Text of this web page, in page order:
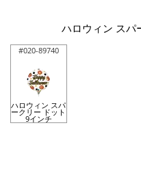
ハロウィン スパ
#020-89740
ハロウィン スパ
ークリー ドット
9インチ